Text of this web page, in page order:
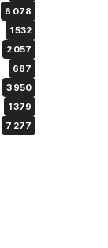
6 078
1 532
2 057
687
3 950
1 379
7 277